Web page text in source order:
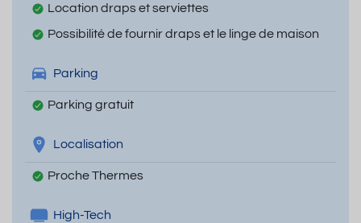
Location draps et serviettes
Possibilité de fournir draps et le linge de maison
Parking
Parking gratuit
Localisation
Proche Thermes
High-Tech